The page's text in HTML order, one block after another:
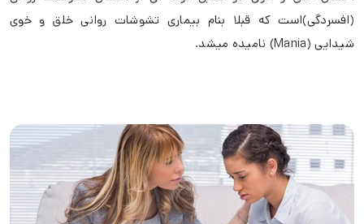
(افسردگی)است که قبلا بنام بيماری تشوشات روانی خلق و خوی
شيدايی (Mania) ناميده ميشد.